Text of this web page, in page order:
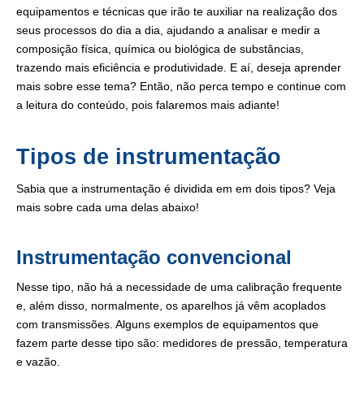
equipamentos e técnicas que irão te auxiliar na realização dos
seus processos do dia a dia, ajudando a analisar e medir a
composição física, química ou biológica de substâncias,
trazendo mais eficiência e produtividade. E aí, deseja aprender
mais sobre esse tema? Então, não perca tempo e continue com
a leitura do conteúdo, pois falaremos mais adiante!
Tipos de instrumentação
Sabia que a instrumentação é dividida em em dois tipos? Veja
mais sobre cada uma delas abaixo!
Instrumentação convencional
Nesse tipo, não há a necessidade de uma calibração frequente
e, além disso, normalmente, os aparelhos já vêm acoplados
com transmissões. Alguns exemplos de equipamentos que
fazem parte desse tipo são: medidores de pressão, temperatura
e vazão.